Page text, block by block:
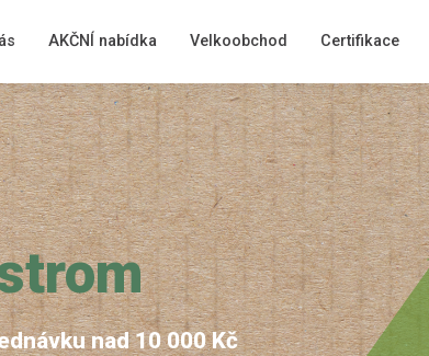
AKČNÍ nabídka Velkoobchod Certifikace
nad 10 000 Kč